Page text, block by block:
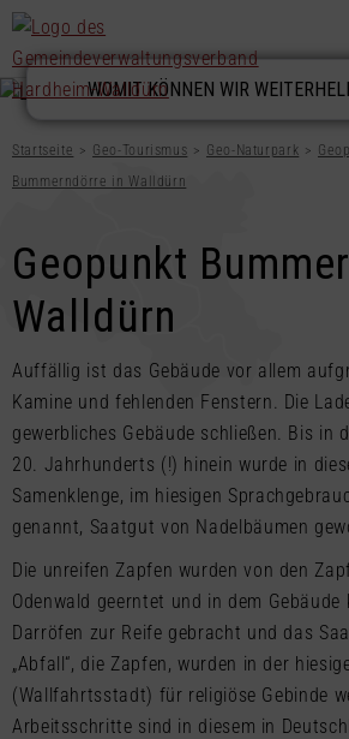
Startseite Geo-Tourismus Geo-Naturpark
Bummerndörre in Walldürn
Geopunkt
Walldürn
Auffällig ist das Gebäude vor allem
Kamine und fehlenden Fenstern. Die
gewerbliches Gebäude schließen. Bis in
20. Jahrhunderts (!) hinein wurde in
Samenklenge, im hiesigen
genannt, Saatgut von Nadelbäumen
Die unreifen Zapfen wurden von den
Odenwald geerntet und in dem
Darröfen zur Reife gebracht und das
„Abfall“, die Zapfen, wurden in der
(Wallfahrtsstadt) für religiöse Gebinde
Arbeitsschritte sind in diesem in